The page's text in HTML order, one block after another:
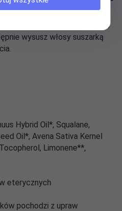
wilgotnych włosów lub
wysusz włosy suszarką
Hybrid Oil*, Squalane,
Oil*, Avena Sativa Kernel
Limonene**,
eterycznych
pochodzi z upraw